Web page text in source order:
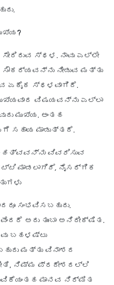
ಸ್ಥಳ. ನಾವು ಎಲ್ಲೇ
ನೀಡುವ ಮತ್ತು
ಏಕೈಕ ಸ್ಥಳವಾಗಿದೆ.
ವಿಷಯವನ್ನು ಎಲ್ಲಾ
ಮುಖ್ಯ. ಅಂತಹ
ಸಹಾಯ ಮಾಡುತ್ತದೆ.
ಮಹತ್ವವನ್ನು ವಿವರಿಸುವ
ಮಾಡಲಾಗಿದೆ, ನೈಸರ್ಗಿಕ
ಸಂಭವಿಸಬಹುದು.
ಅದು ತುಂಬಾ ಅನಿರೀಕ್ಷಿತ.
ಬಹಳಷ್ಟು
ಮತ್ತು ವಿನಾಶದ
ರೀತಿ, ನಿಮ್ಮ ಪ್ರದೇಶದಲ್ಲಿ
ಮಾನವ ನಿರ್ಮಿತ